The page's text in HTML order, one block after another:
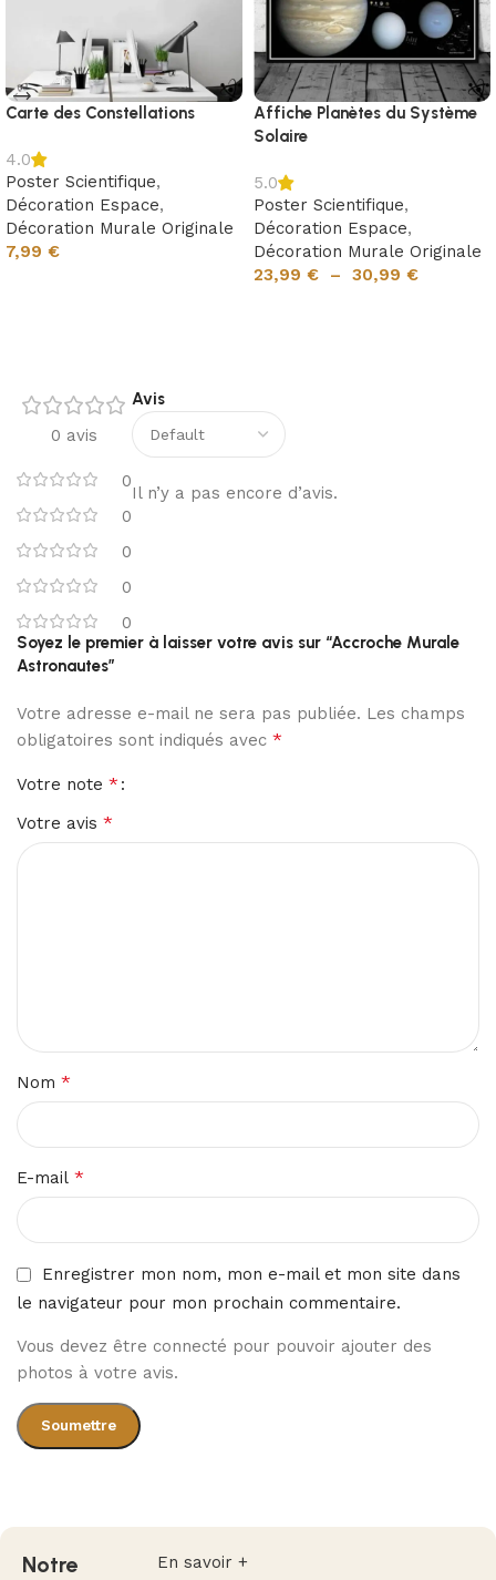
Carte des Constellations
4.0
Poster Scientifique,
Décoration Espace,
Décoration Murale Originale
7,99 €
Affiche Planètes du Système
Solaire
5.0
Poster Scientifique,
Décoration Espace,
Décoration Murale Originale
23,99 € – 30,99 €
0 avis
0
0
0
0
0
Avis
Il n’y a pas encore d’avis.
Soyez le premier à laisser votre avis sur “Accroche Murale
Astronautes”
Votre adresse e-mail ne sera pas publiée. Les champs
obligatoires sont indiqués avec *
Votre note *
Votre avis *
Nom *
E-mail *
Enregistrer mon nom, mon e-mail et mon site dans
le navigateur pour mon prochain commentaire.
Vous devez être connecté pour pouvoir ajouter des
photos à votre avis.
En savoir +
Notre